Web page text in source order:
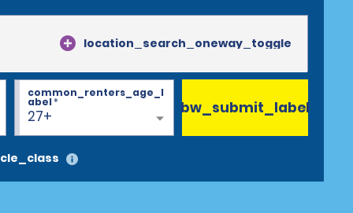
location_search_oneway_toggle
27+
common_renters_age_l
abel* bw_submit_label